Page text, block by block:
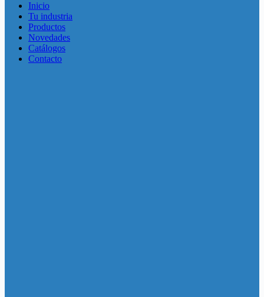
Inicio
Tu industria
Productos
Novedades
Catálogos
Contacto